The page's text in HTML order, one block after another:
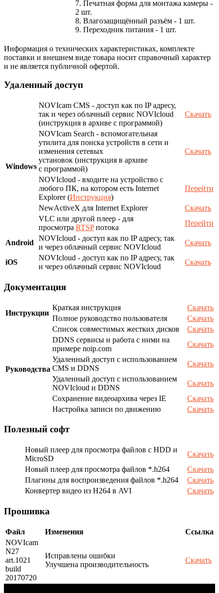
7. Печатная форма для монтажа камеры -
2 шт.
8. Влагозащищённый разъём - 1 шт.
9. Переходник питания - 1 шт.
Информация о технических характеристиках, комплекте
поставки и внешнем виде товара носит справочный характер
и не является публичной офертой.
Удаленный доступ
Windows
NOVIcam CMS - доступ как по IP адресу,
так и через облачный сервис NOVIcloud
(инструкция в архиве с программой)
Скачать
NOVIcam Search - вспомогательная
утилита для поиска устройств в сети и
изменения сетевых
установок (инструкция в архиве
с программой)
Скачать
NOVIcloud - входите на устройство с
любого ПК, на котором есть Internet
Explorer (Инструкция)
Перейти
NewActiveX для Internet Explorer
Скачать
VLC или другой плеер - для
просмотра RTSPпотока
Перейти
Android
NOVIcloud - доступ как по IP адресу, так
и через облачный сервис NOVIcloud
Скачать
iOS
NOVIcloud - доступ как по IP адресу, так
и через облачный сервис NOVIcloud
Скачать
Документация
Инструкции
Краткая инструкция
Скачать
Полное руководство пользователя
Скачать
Руководства
Список совместимых жестких дисков
Скачать
DDNS сервисы и работа с ними на
примере noip.com
Скачать
Удаленный доступ с использованием
CMS и DDNS
Скачать
Удаленный доступ с использованием
NOVIcloud и DDNS
Скачать
Сохранение видеоархива через IE
Скачать
Настройка записи по движению
Скачать
Полезный софт
Новый плеер для просмотра файлов с HDD и
MicroSD
Скачать
Новый плеер для просмотра файлов *.h264
Скачать
Плагины для воспроизведения файлов *.h264
Скачать
Конвертер видео из H264 в AVI
Скачать
Прошивка
Файл Изменения
Ссылка
NOVIcam
N27
art.1021
build
20170720
Исправлены ошибки
Улучшена производительность
Скачать